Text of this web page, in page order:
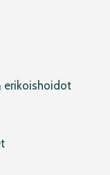
erikoishoidot